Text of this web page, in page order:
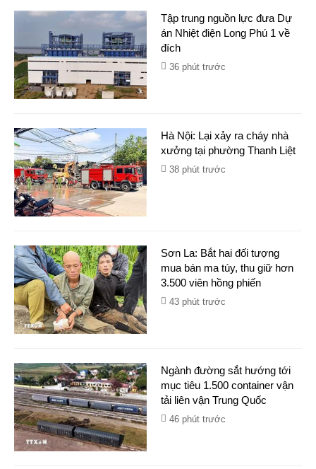
Tập trung nguồn lực đưa Dự
án Nhiệt điện Long Phú 1 về
đích
36 phút trước
Hà Nội: Lại xảy ra cháy nhà
xưởng tại phường Thanh Liệt
38 phút trước
Sơn La: Bắt hai đối tượng
mua bán ma túy, thu giữ hơn
3.500 viên hồng phiến
43 phút trước
Ngành đường sắt hướng tới
mục tiêu 1.500 container vận
tải liên vận Trung Quốc
46 phút trước